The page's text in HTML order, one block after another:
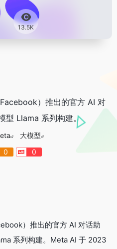
13.5K
）推出的官方 AI 对
型 Llama 系列构建。
大模型
0 0
）推出的官方 AI 对话助
系列构建。Meta AI 于 2023